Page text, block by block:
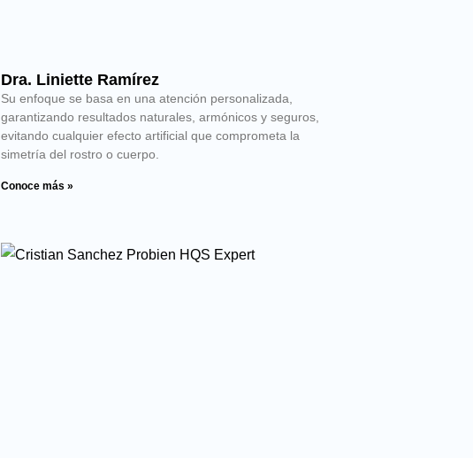
Dra. Liniette Ramírez
Su enfoque se basa en una atención personalizada,
garantizando resultados naturales, armónicos y seguros,
evitando cualquier efecto artificial que comprometa la
simetría del rostro o cuerpo.
Conoce más »